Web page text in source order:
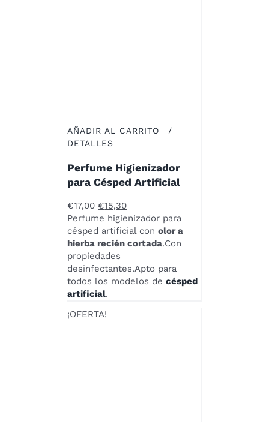
AÑADIR AL CARRITO
/
DETALLES
Perfume Higienizador
para Césped Artificial
€17,00 El
precio
original
era:
€17,00.
€15,30El
precio
actual
es:
Perfume higienizador para
césped artificial conolor a
hierba recién cortada.Con
propiedades
desinfectantes.Apto para
todos los modelos decésped
artificial.
¡OFERTA!